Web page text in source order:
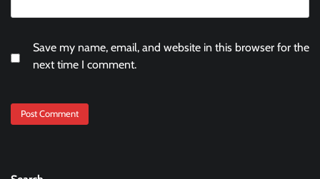
Save my name, email, and website in this browser for the
next time I comment.